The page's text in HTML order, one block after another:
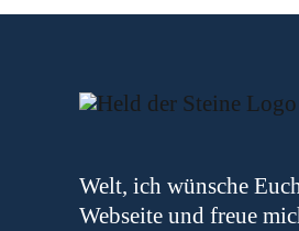
Welt, ich wünsche
Webseite und freue